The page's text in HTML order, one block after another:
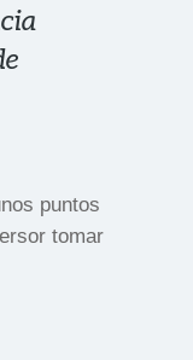
puntos
tomar